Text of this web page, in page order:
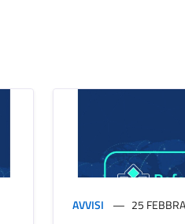
AVVISI 25